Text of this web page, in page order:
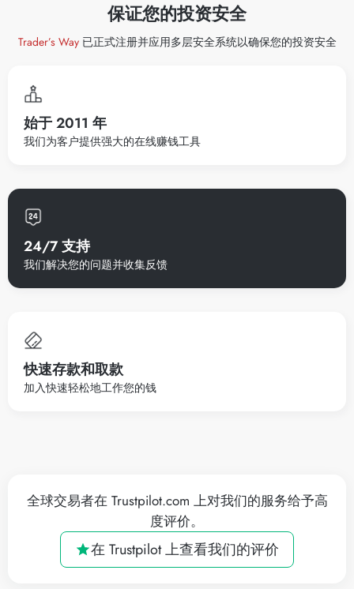
保证您的投资安全
Trader’s Way已正式注册并应用多层安全系统以确保您的投资安全
始于 2011 年
我们为客户提供强大的在线赚钱工具
24/7 支持
我们解决您的问题并收集反馈
快速存款和取款
加入快速轻松地工作您的钱
全球交易者在 Trustpilot.com 上对我们的服务给予高
度评价。
在 Trustpilot 上查看我们的评价